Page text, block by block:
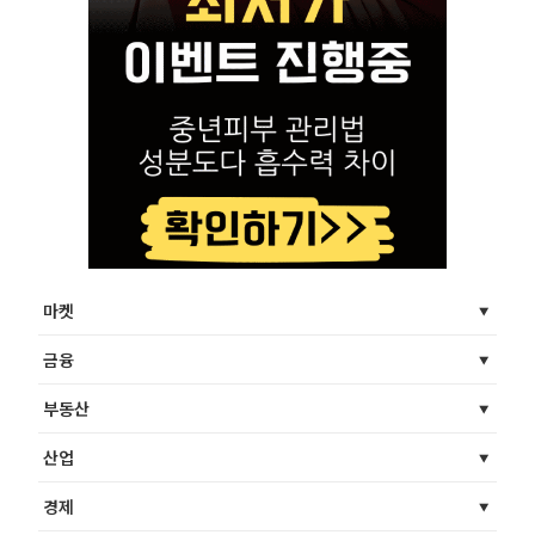
마켓
금융
부동산
산업
경제